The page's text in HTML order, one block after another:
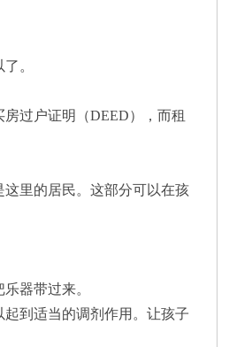
。
过户证明（DEED），而租
里的居民。这部分可以在孩
器带过来。
到适当的调剂作用。让孩子